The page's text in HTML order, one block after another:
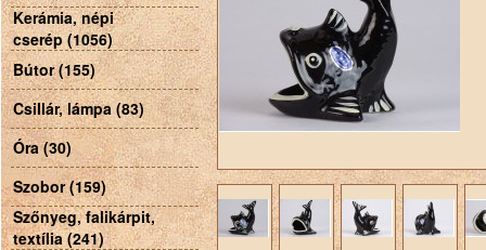
Kerámia, népi
cserép (1056)
Bútor (155)
Csillár, lámpa (83)
Óra (30)
Szobor (159)
Szőnyeg, falikárpit,
textília (241)